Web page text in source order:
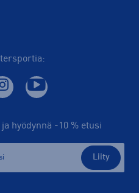
hyödynnä -10 % etusi
Liity